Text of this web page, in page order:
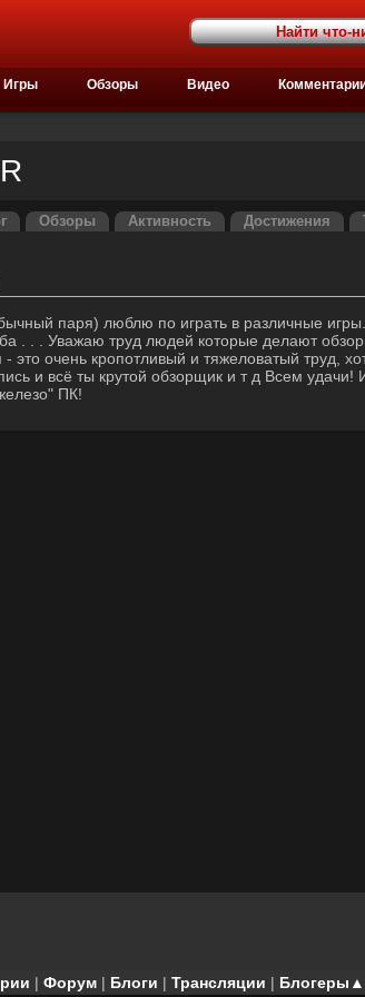
Игры Обзоры Видео
Обзоры Активность Достижения
паря) люблю по играть в различные
. . . Уважаю труд людей которые делают
это очень кропотливый и тяжеловатый труд,
и всё ты крутой обзорщик и т д Всем удачи!
ПК!
| Форум | Блоги | Трансляции | Блогеры